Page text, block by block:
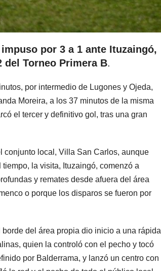
por 3 a 1 ante Ituzaingó,
del Torneo Primera B.
por intermedio de Lugones y Ojeda,
Moreira, a los 37 minutos de la misma
el tercer y definitivo gol, tras una gran
conjunto local, Villa San Carlos, aunque
la visita, Ituzaingó, comenzó a
y remates desde afuera del área
o porque los disparos se fueron por
del área propia dio inicio a una rápida
quien la controló con el pecho y tocó
por Balderrama, y lanzó un centro con